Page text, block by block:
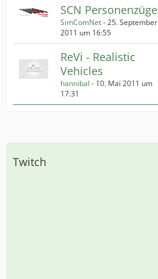
SCN Personenzüge
SimComNet-25. September
2011 um 16:55
ReVi - Realistic
Vehicles
hannibal - 10. Mai 2011 um
17:31
Twitch